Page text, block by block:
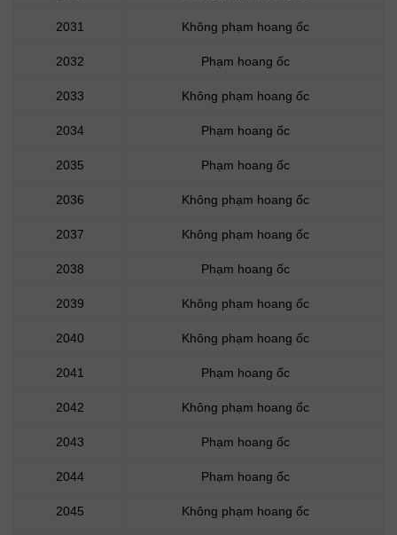
2031 Không phạm hoang ốc
2032 Phạm hoang ốc
2033 Không phạm hoang ốc
2034 Phạm hoang ốc
2035 Phạm hoang ốc
2036 Không phạm hoang ốc
2037 Không phạm hoang ốc
2038 Phạm hoang ốc
2039 Không phạm hoang ốc
2040 Không phạm hoang ốc
2041 Phạm hoang ốc
2042 Không phạm hoang ốc
2043 Phạm hoang ốc
2044 Phạm hoang ốc
2045 Không phạm hoang ốc